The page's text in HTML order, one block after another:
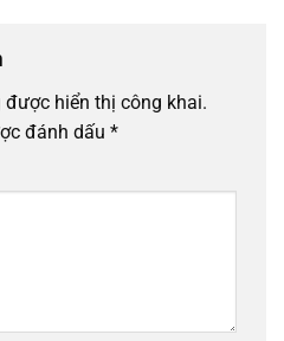
được hiển thị công khai.
đánh dấu *